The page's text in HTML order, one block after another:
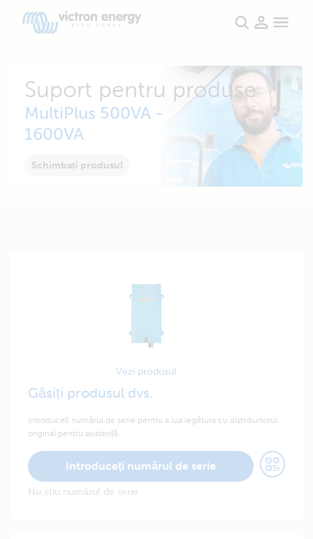
Suport pentru produse
MultiPlus 500VA -
1600VA
Schimbați produsul
Vezi produsul
Găsiți produsul dvs.
Introduceți numărul de serie pentru a lua legătura cu distribuitorul
original pentru asistență.
Introduceți numărul de serie
Nu știu numărul de serie